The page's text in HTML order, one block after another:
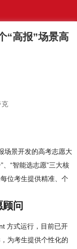
“高报”场景高
克
场景开发的高考志愿大
、“智能选志愿”三大核
位考生提供精准、个
问
方式运行，目前已开
为考生提供个性化的